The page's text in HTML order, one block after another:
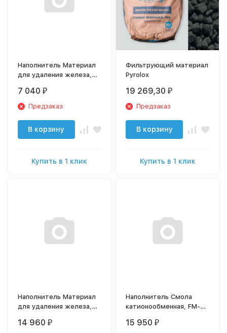
Наполнитель Материал
для удаления железа,
7 040 ₽
Предзаказ
В корзину
Купить в 1 клик
Фильтрующий материал
Pyrolox
19 269,30 ₽
Предзаказ
В корзину
Купить в 1 клик
Наполнитель Материал
для удаления железа,
(25л)
14 960 ₽
Наполнитель Смола
катионообменная, FM-27
15 950 ₽